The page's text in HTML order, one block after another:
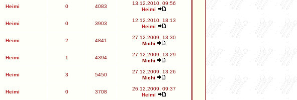
Heimi 0 4083
13.12.2010, 09:56
Heimi
Heimi 0 3903
12.12.2010, 18:13
Heimi
Heimi 2 4841
27.12.2009, 13:30
Michi
Heimi 1 4394
27.12.2009, 13:29
Michi
Heimi 3 5450
27.12.2009, 13:26
Michi
Heimi 0 3708
26.12.2009, 09:37
Heimi